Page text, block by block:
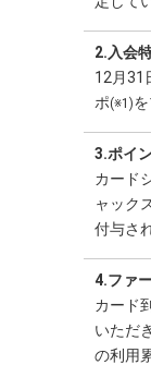
2.入会
12月31
ポ(※1)
3.ポイ
カード
ャック
付与さ
4.ファ
カード
いただ
の利用